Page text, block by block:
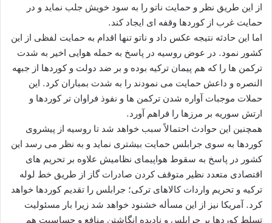
از این طریق نظر و حمایت ناتو را به سود خویش جلب نماید و در
حمایت غرب از کوردها وقفه ای ایجاد کند.
اما این حادثه نتیجه عکس داد و ناتو تنها اقدام به حمایت لفظی از این
کشور نمود. در عوض روسیه در پاسخ به حمله هوایی اخیر به شدت
ترکمن ها را که هم پیمان ترکیه بوده و بر ضد دولت و کوردها از جبهه
النصره و داعش حمایت می نمودند را به شدت بمباران کرد. این
حملات موجبات آواره شدن ترکمن ها و نفوذ فراوان تر کوردها و
ارتش سوریه بر مرزها را فراهم آورد.
همچنین این حوادث احتمالاً سبب خواهد شد تا روسیه از پیشروی
کوردها به سوی جرابلس حمایت بیشتری نماید و به نظر می رسد این
کشور در پاسخ به سقوط هواپیمای نظامیش علاوه بر تحریم های
اقتصادی متعدد نظیر متوقف کردن صادرات گاز از طریق خط لوله
ترکیه و تحریم واردات کالاهای ترکی؛ جرابلس را تقدیم کوردها خواهد
کرد. آمریکا نیز از این مسأله خشنود خواهد شد زیرا بار مسئولیت
تسلط کوردها بر جرابلس و نادیده انگاشتن منافع و حساسیت هم